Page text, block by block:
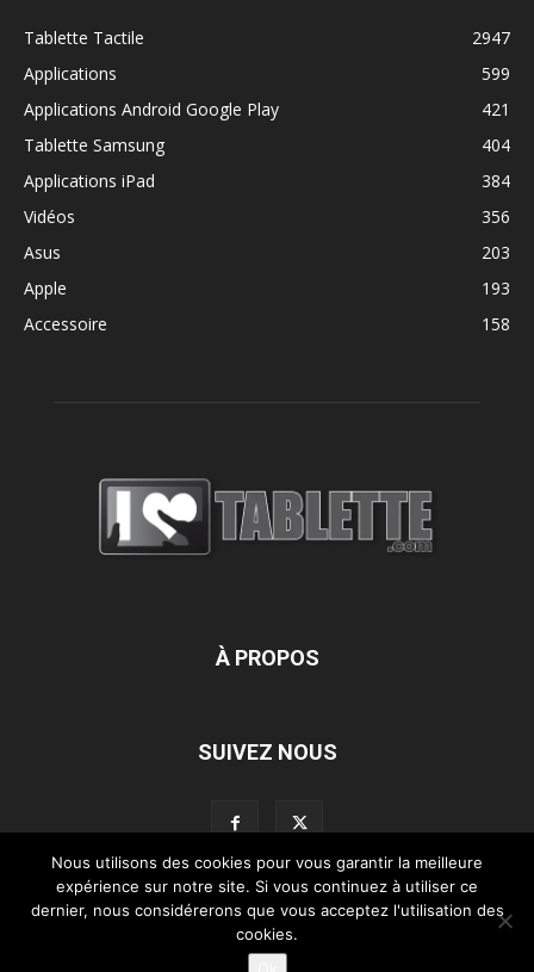
Tablette Tactile
2947
Applications
599
Applications Android Google Play
421
Tablette Samsung
404
Applications iPad
384
Vidéos
356
Asus
203
Apple
193
Accessoire
158
À PROPOS
SUIVEZ NOUS
L’équipe d’iLoveTablette.com Contactez-nous
Nos partenaires
Mentions légales
Nous utilisons des cookies pour vous garantir la meilleure
expérience sur notre site. Si vous continuez à utiliser ce
dernier, nous considérerons que vous acceptez l'utilisation des
cookies.